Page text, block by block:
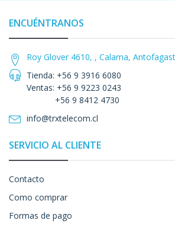
ENCUÉNTRANOS
Roy Glover 4610, , Calama,
Tienda: +56 9 3916 6080
Ventas: +56 9 9223 0243
+56 9 8412 4730
info@trxtelecom.cl
SERVICIO AL CLIENTE
Contacto
Como comprar
Formas de pago